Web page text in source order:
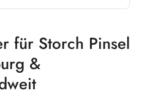
für Storch Pinsel
&